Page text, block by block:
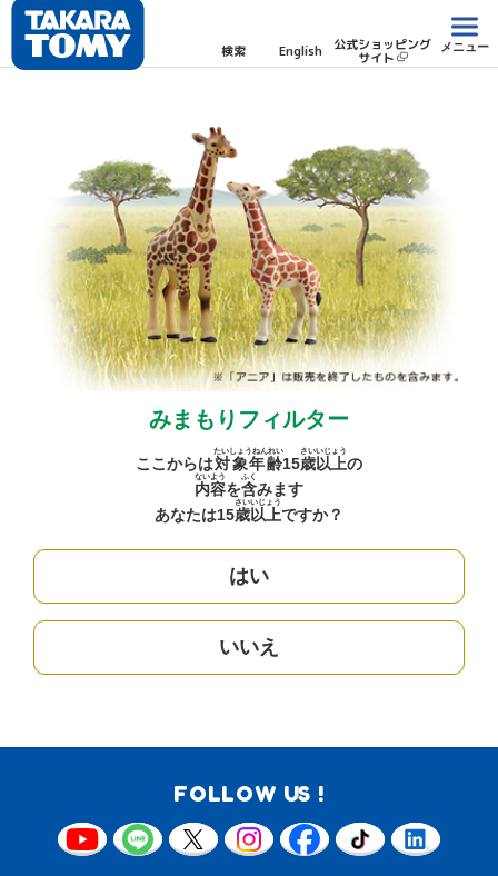
検索 English 公式ショッピング
サイト
メニュー
みまもりフィルター
ここからは対象年齢
たいしょうねんれい
15歳
さい
以上
いじょう
の
内容
ないよう
を含
ふく
みます
あなたは15歳
さい
以上
いじょう
ですか？
はい
いいえ
FOLLOW US !